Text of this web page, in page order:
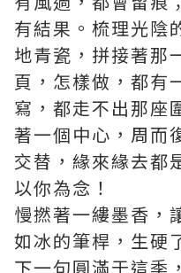
有結果。梳理光陰
地青瓷，拼接著那
頁，怎樣做，都有
寫，都走不出那座
著一個中心，周而
交替，緣來緣去都
以你為念！
慢撚著一縷墨香，
如冰的筆桿，生硬
下一句圓滿于這季